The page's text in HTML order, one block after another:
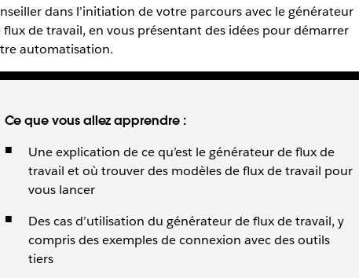
dans l’initiation de votre parcours avec le générateur
flux de travail, en vous présentant des idées pour démarrer
automatisation.
Ce que vous allez apprendre :
Une explication de ce qu’est le générateur de flux de
travail et où trouver des modèles de flux de travail pour
vous lancer
Des cas d’utilisation du générateur de flux de travail, y
compris des exemples de connexion avec des outils
tiers